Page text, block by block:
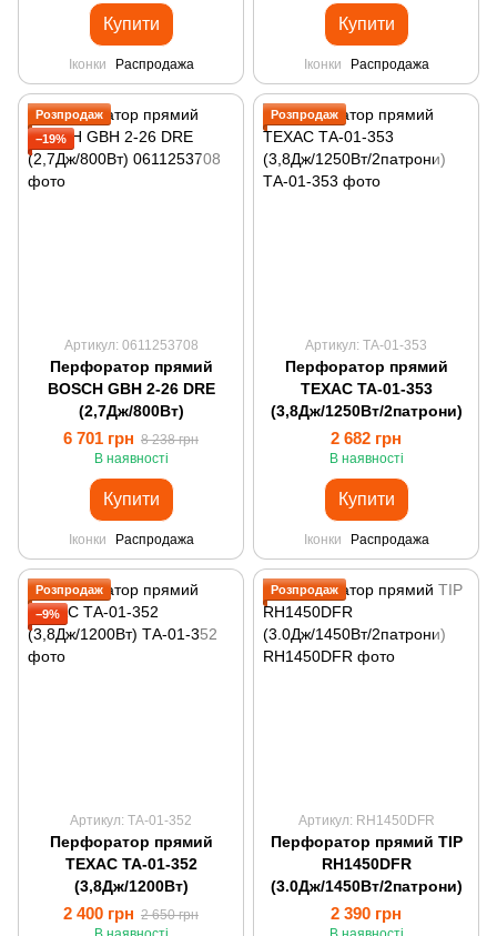
Купити
Іконки Распродажа
Купити
Іконки Распродажа
Розпродаж
−19%
Артикул: 0611253708
Перфоратор прямий
BOSCH GBH 2-26 DRE
(2,7Дж/800Вт)
6 701 грн 8 238 грн
В наявності
Купити
Іконки Распродажа
Розпродаж
Артикул: ТА-01-353
Перфоратор прямий
ТЕХАС ТА-01-353
(3,8Дж/1250Вт/2патрони)
2 682 грн
В наявності
Купити
Іконки Распродажа
Розпродаж
−9%
Артикул: ТА-01-352
Перфоратор прямий
ТЕХАС ТА-01-352
(3,8Дж/1200Вт)
2 400 грн 2 650 грн
Розпродаж
Артикул: RH1450DFR
Перфоратор прямий TIP
RH1450DFR
(3.0Дж/1450Вт/2патрони)
2 390 грн